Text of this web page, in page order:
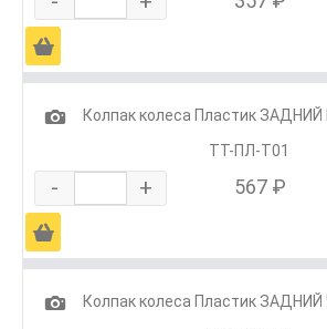
Ä
1
Колпак колеса Пластик
ТТ-ПЛ-Т01
- + 567 ₽
Ä
1
Колпак колеса Пластик